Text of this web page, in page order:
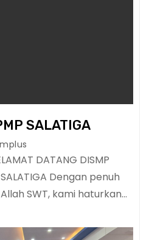
SALATIGA
Dengan penuh
SWT, kami haturkan…